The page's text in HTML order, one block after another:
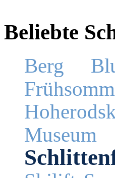
Beliebte
Berg
Museum